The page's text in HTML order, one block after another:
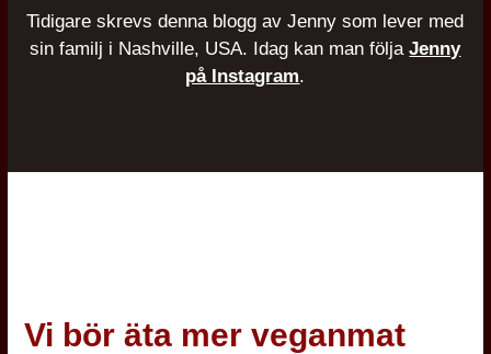
Tidigare skrevs denna blogg av Jenny som lever med
sin familj i Nashville, USA. Idag kan man följaJenny
på Instagram.
Vi bör äta mer veganmat